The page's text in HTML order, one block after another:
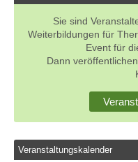
Sie sind
Weiterbildungen für
Event für
Dann
Veranstaltungskalender